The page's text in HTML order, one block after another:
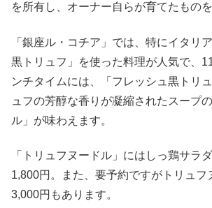
を所有し、オーナー自らが育てたもの
「銀座ル・コチア」では、特にイタリ
黒トリュフ」を使った料理が人気で、
ンチタイムには、「フレッシュ黒トリ
ュフの芳醇な香りが凝縮されたスープ
ル」が味わえます。
「トリュフヌードル」にはしっ鶏サラ
1,800円。また、要予約ですがトリュフ
3,000円もあります。